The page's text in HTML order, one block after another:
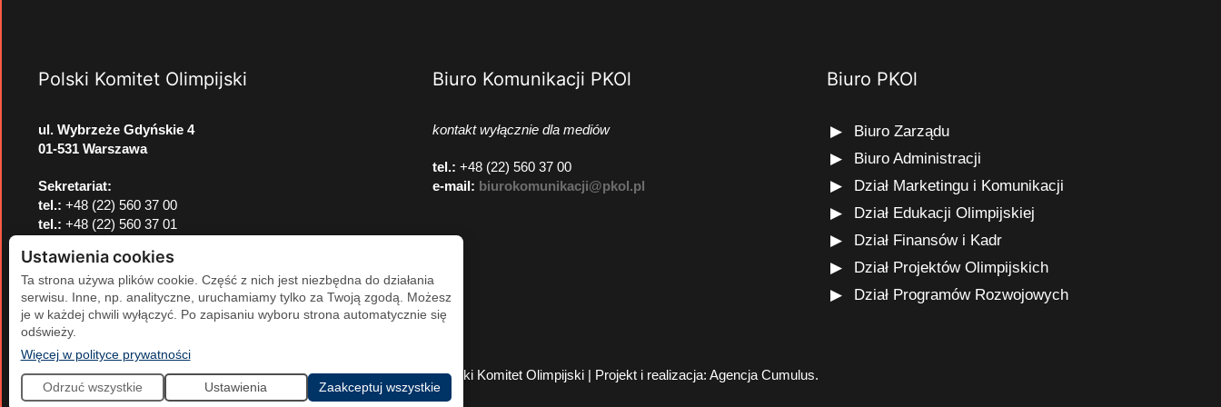
Polski Komitet Olimpijski
ul. Wybrzeże Gdyńskie 4
01-531 Warszawa
Sekretariat:
tel.: +48 (22) 560 37 00
tel.: +48 (22) 560 37 01
Biuro Komunikacji PKOl
kontakt wyłącznie dla mediów
tel.: +48 (22) 560 37 00
e-mail: biurokomunikacji@pkol.pl
Biuro PKOl
Biuro Zarządu
Biuro Administracji
Dział Marketingu i Komunikacji
Dział Edukacji Olimpijskiej
Dział Finansów i Kadr
Dział Projektów Olimpijskich
Dział Programów Rozwojowych
2026 Polski Komitet Olimpijski | Projekt i realizacja: Agencja Cumulus.
Ustawienia cookies
Ta strona używa plików cookie. Część z nich jest niezbędna do działania
serwisu. Inne, np. analityczne, uruchamiamy tylko za Twoją zgodą. Możesz
je w każdej chwili wyłączyć. Po zapisaniu wyboru strona automatycznie się
odświeży.
Więcej w polityce prywatności(otwiera się w nowej karcie)
Odrzuć wszystkie Ustawienia Zaakceptuj wszystkie